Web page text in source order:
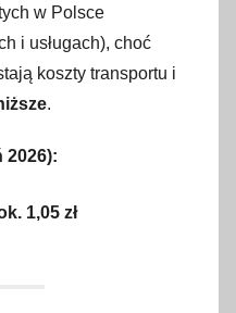
w Polsce
i usługach), choć
koszty transportu i
.
2026):
1,05 zł